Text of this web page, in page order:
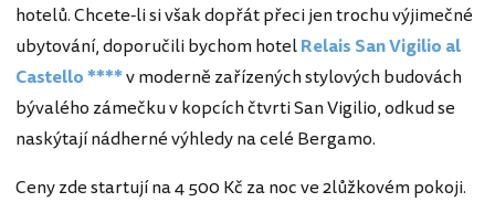
hotelů. Chcete-li si však dopřát přeci jen trochu výjimečné
ubytování, doporučili bychom hotelRelais San Vigilio al
Castello ****v moderně zařízených stylových budovách
bývalého zámečku v kopcích čtvrti San Vigilio, odkud se
naskýtají nádherné výhledy na celé Bergamo.
Ceny zde startují na 4 500 Kč za noc ve 2lůžkovém pokoji.